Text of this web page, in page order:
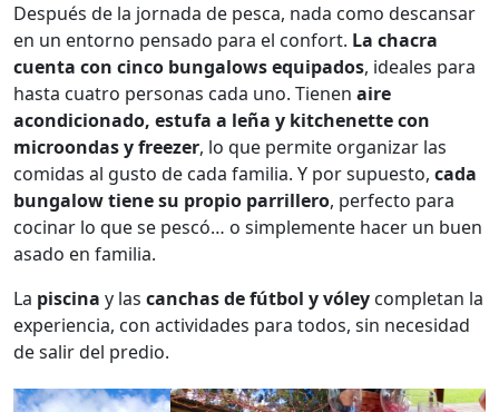
Después de la jornada de pesca, nada como descansar
en un entorno pensado para el confort. La chacra
cuenta con cinco bungalows equipados, ideales para
hasta cuatro personas cada uno. Tienen aire
acondicionado, estufa a leña y kitchenette con
microondas y freezer, lo que permite organizar las
comidas al gusto de cada familia. Y por supuesto, cada
bungalow tiene su propio parrillero, perfecto para
cocinar lo que se pescó… o simplemente hacer un buen
asado en familia.
La piscina y las canchas de fútbol y vóley completan la
experiencia, con actividades para todos, sin necesidad
de salir del predio.